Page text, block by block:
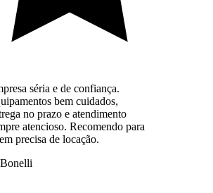
séria e de confiança.
bem cuidados,
no prazo e atendimento
atencioso. Recomendo para
precisa de locação.